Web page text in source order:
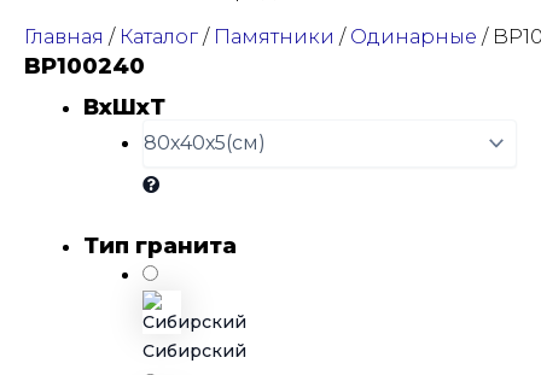
Главная / Каталог / Памятники / Одинарные /
BP100240
Тип гранита
Сибирский
ВхШхТ